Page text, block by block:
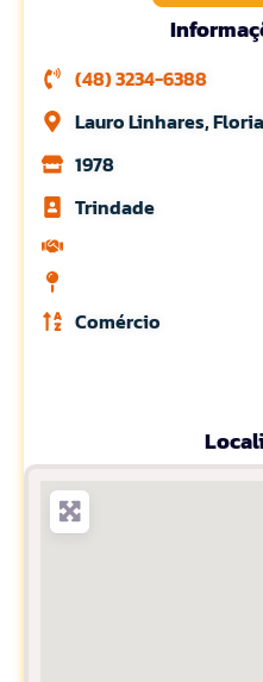
(48) 3234-6388
Lauro Linhares,
1978
Trindade
Comércio